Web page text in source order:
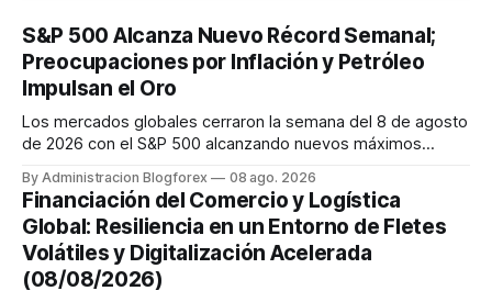
S&P 500 Alcanza Nuevo Récord Semanal;
Preocupaciones por Inflación y Petróleo
Impulsan el Oro
Los mercados globales cerraron la semana del 8 de agosto
de 2026 con el S&P 500 alcanzando nuevos máximos
renta fija vio una caída en los rendimientos del Tesoro de
EE. UU. tras un informe de empleo más débil. El petróleo se
mantuvo al ...
By Administracion Blogforex 08 ago. 2026
Financiación del Comercio y Logística
Global: Resiliencia en un Entorno de Fletes
Volátiles y Digitalización Acelerada
(08/08/2026)